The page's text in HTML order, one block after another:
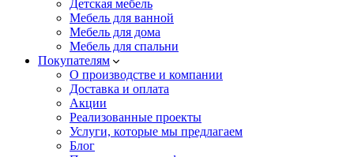
Детская мебель
Мебель для ванной
Мебель для дома
Мебель для спальни
Покупателям
О производстве и компании
Доставка и оплата
Акции
Реализованные проекты
Услуги, которые мы предлагаем
Блог